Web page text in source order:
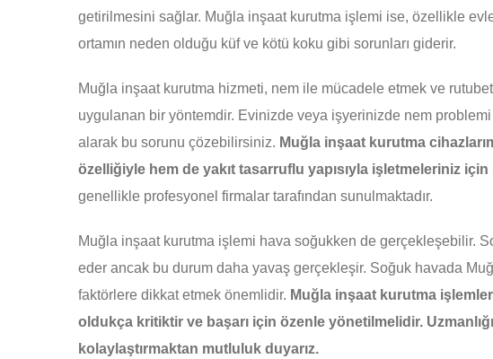
getirilmesini sağlar. Muğla inşaat kurutma işlemi ise, özellikle
ortamın neden olduğu küf ve kötü koku gibi sorunları giderir.
Muğla inşaat kurutma hizmeti, nem ile mücadele etmek ve
uygulanan bir yöntemdir. Evinizde veya işyerinizde nem
alarak bu sorunu çözebilirsiniz. Muğla inşaat kurutma
özelliğiyle hem de yakıt tasarruflu yapısıyla işletmeleriniz
genellikle profesyonel firmalar tarafından sunulmaktadır.
Muğla inşaat kurutma işlemi hava soğukken de gerçekleşebilir.
eder ancak bu durum daha yavaş gerçekleşir. Soğuk havada
faktörlere dikkat etmek önemlidir. Muğla inşaat kurutma
oldukça kritiktir ve başarı için özenle yönetilmelidir.
kolaylaştırmaktan mutluluk duyarız.